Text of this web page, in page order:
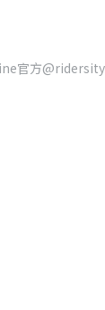
官方@ridersity